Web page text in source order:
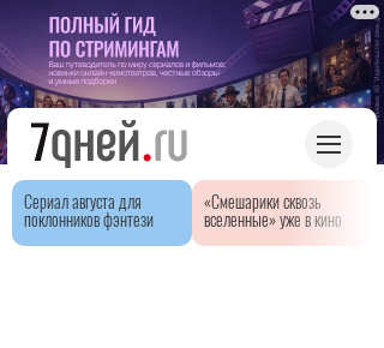
Сериал августа для
поклонников фэнтези
«Смешарики сквозь
вселенные» уже в кино